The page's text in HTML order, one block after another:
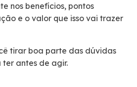
nos benefícios, pontos
e o valor que isso vai trazer
tirar boa parte das dúvidas
ter antes de agir.